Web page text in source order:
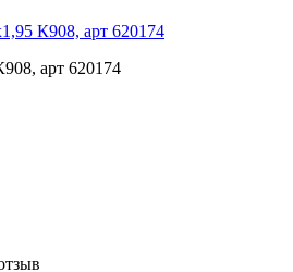
К908, арт 620174
арт 620174